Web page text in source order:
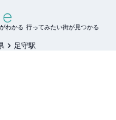
わかる 行ってみたい街が見つかる
足守駅